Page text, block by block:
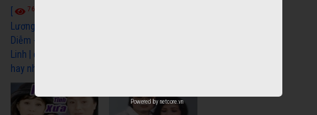
7674
Lương Xưa : Đời Cô
Diễm - Vũ Linh Tài
Linh | cải lương xã hội
hay nhất
Powered by netcore.vn